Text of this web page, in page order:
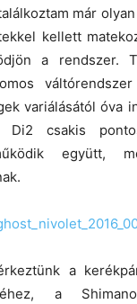
már
kellett
a rendszer.
váltórendszer
variálásától óva
csakis
együtt,
a
a